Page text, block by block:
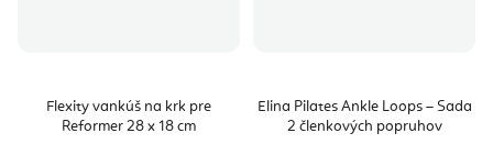
Flexity vankúš na krk pre
Reformer 28 x 18 cm
Elina Pilates Ankle Loops – Sada
2 členkových popruhov